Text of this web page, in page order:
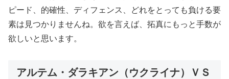
ピード、的確性、ディフェンス、どれをとっても負ける要
素は見つかりませんね。欲を言えば、拓真にもっと手数が
欲しいと思います。
アルテム・ダラキアン（ウクライナ）ＶＳ